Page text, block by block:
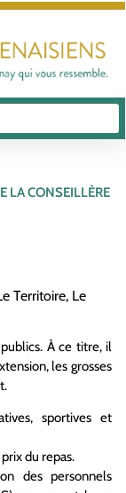
LA CONSEILLÈRE
Territoire, Le
À ce titre, il
les grosses
sportives et
du repas.
des personnels